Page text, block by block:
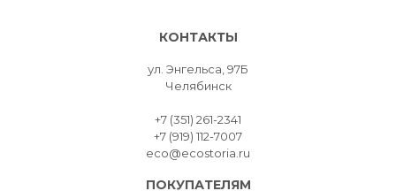
КОНТАКТЫ
ул. Энгельса, 97Б
Челябинск
+7 (351) 261-2341
+7 (919) 112-7007
eco@ecostoria.ru
ПОКУПАТЕЛЯМ